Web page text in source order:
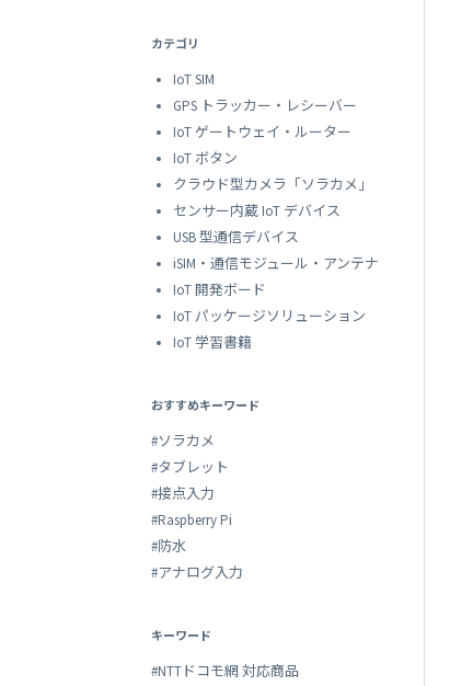
カテゴリ
IoT SIM
GPS トラッカー・レシーバー
IoT ゲートウェイ・ルーター
IoT ボタン
クラウド型カメラ「ソラカメ」
センサー内蔵 IoT デバイス
USB 型通信デバイス
iSIM・通信モジュール・アンテナ
IoT 開発ボード
IoT パッケージソリューション
IoT 学習書籍
おすすめキーワード
#ソラカメ
#タブレット
#接点入力
#Raspberry Pi
#防水
#アナログ入力
キーワード
#NTTドコモ網 対応商品